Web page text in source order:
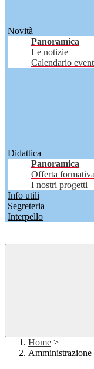
Novità
Panoramica
Le notizie
Calendario
Didattica
Panoramica
Offerta formativa
I nostri progetti
Info utili
Segreteria
Interpello
Home >
Amministrazione